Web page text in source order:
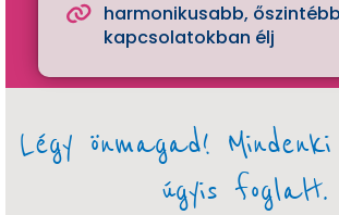
harmonikusabb, őszintébb
kapcsolatokban élj
Légy önmagad!
úgyis foglalt.